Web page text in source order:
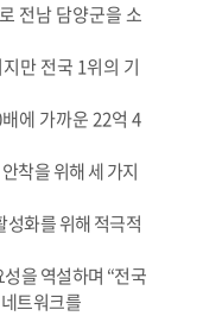
전남 담양군을 소
만 전국 1위의 기
배에 가까운22억 4
착을 위해 세 가지
성화를 위해 적극적
을 역설하며 “전국
트워크를